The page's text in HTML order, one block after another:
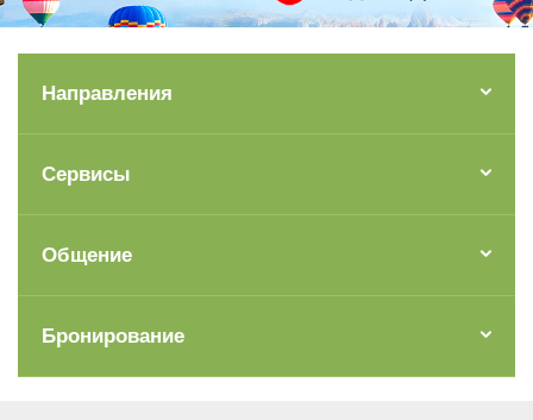
Направления
Сервисы
Общение
Бронирование